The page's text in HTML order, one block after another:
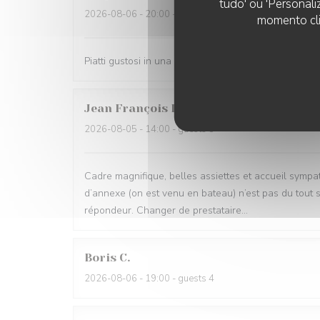
tudo' ou
momento
2026-08-06 - 20:00 - guests 5
Piatti gustosi in una location molto bella
Jean François L
2026-08-05 - 14:00 - guests 3
Cadre magnifique, belles assiettes et accueil
d’annexe (on est venu en bateau) n’est pas du
répondeur. Changer de prestataire…
Boris C
2026-08-06 - 19:00 - guests 4